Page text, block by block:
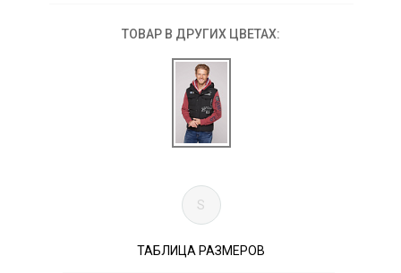
ТОВАР В ДРУГИХ ЦВЕТАХ:
S
ТАБЛИЦА РАЗМЕРОВ